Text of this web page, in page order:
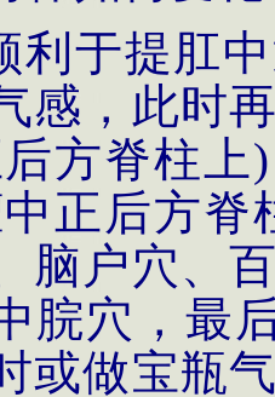
利于提肛
感，此时
方脊柱上)
正后方脊
脑户穴、
脘穴，最
或做宝瓶